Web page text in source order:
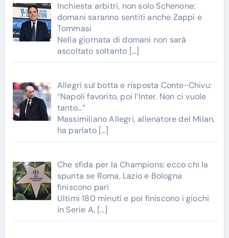
Inchiesta arbitri, non solo Schenone:
domani saranno sentiti anche Zappi e
Tommasi
Nella giornata di domani non sarà
ascoltato soltanto […]
Allegri sul botta e risposta Conte-Chivu:
“Napoli favorito, poi l’Inter. Non ci vuole
tanto…”
Massimiliano Allegri, allenatore del Milan,
ha parlato […]
Che sfida per la Champions: ecco chi la
spunta se Roma, Lazio e Bologna
finiscono pari
Ultimi 180 minuti e poi finiscono i giochi
in Serie A, […]